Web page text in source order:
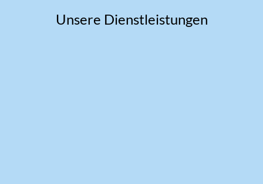
Unsere Dienstleistungen